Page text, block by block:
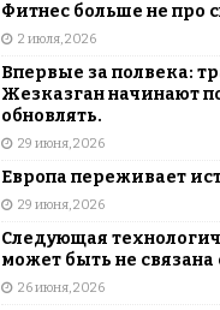
Фитнес больше не про
2 июля, 2026
Впервые за полвека:
Жезказган начинают
обновлять.
29 июня, 2026
Европа переживает
29 июня, 2026
Следующая
может быть не связана
26 июня, 2026